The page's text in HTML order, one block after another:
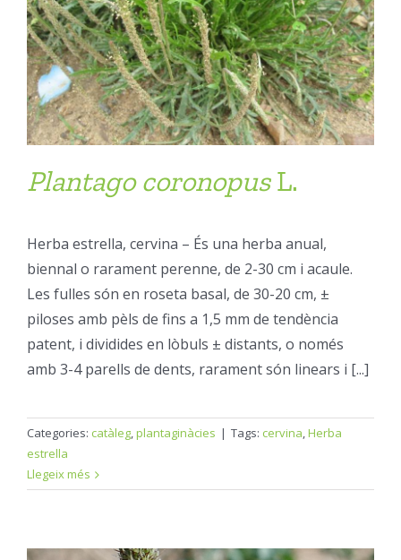
Plantago coronopusL.
Herba estrella, cervina – És una herba anual,
biennal o rarament perenne, de 2-30 cm i acaule.
Les fulles són en roseta basal, de 30-20 cm, ±
piloses amb pèls de fins a 1,5 mm de tendència
patent, i dividides en lòbuls ± distants, o només
amb 3-4 parells de dents, rarament són linears i [...]
Categories: catàleg,plantaginàcies | Tags: cervina,Herba
estrella
Llegeix més